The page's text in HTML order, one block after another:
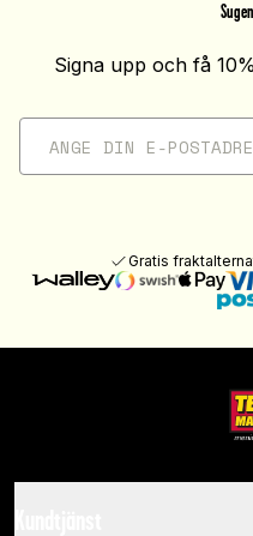
Signa upp och få
Gratis